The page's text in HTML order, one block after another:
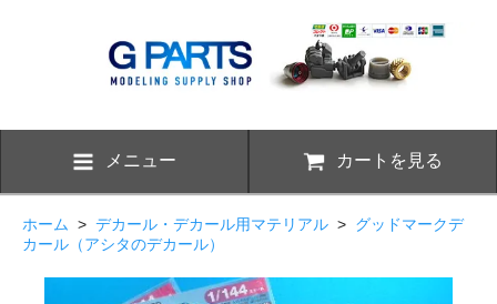
メニュー カートを見る
ホーム > デカール・デカール用マテリアル > グッドマークデ
カール（アシタのデカール）